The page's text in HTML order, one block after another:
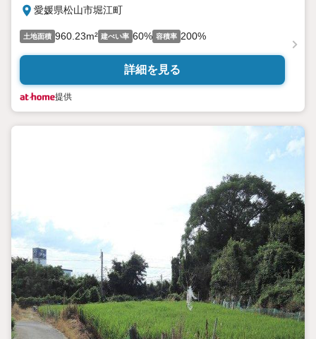
愛媛県松山市堀江町
土地面積 960.23m² 建ぺい率 60% 容積率 200%
詳細を見る
提供